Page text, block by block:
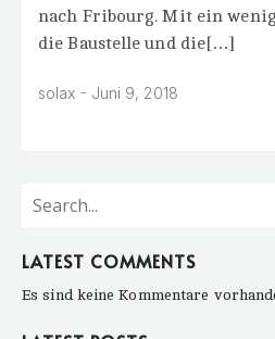
nach Fribourg. Mit ein
die Baustelle und die[…]
solax - Juni 9, 2018
LATEST COMMENTS
Es sind keine Kommentare